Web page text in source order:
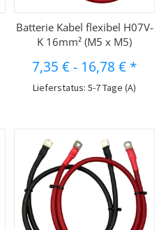
Batterie Kabel flexibel H07V-
K 16mm² (M5 x M5)
7,35 €- 16,78 € *
Lieferstatus: 5-7 Tage (A)